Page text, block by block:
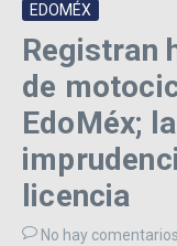
EDOMÉX
Registran
de
EdoMéx;
licencia
No hay comentarios